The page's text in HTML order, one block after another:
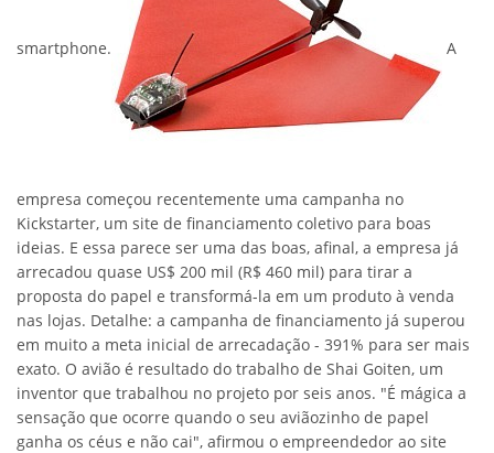
smartphone. A
empresa começou recentemente uma campanha no
Kickstarter, um site de financiamento coletivo para boas
ideias. E essa parece ser uma das boas, afinal, a empresa já
arrecadou quase US$ 200 mil (R$ 460 mil) para tirar a
proposta do papel e transformá-la em um produto à venda
nas lojas. Detalhe: a campanha de financiamento já superou
em muito a meta inicial de arrecadação - 391% para ser mais
exato. O avião é resultado do trabalho de Shai Goiten, um
inventor que trabalhou no projeto por seis anos. "É mágica a
sensação que ocorre quando o seu aviãozinho de papel
ganha os céus e não cai", afirmou o empreendedor ao site